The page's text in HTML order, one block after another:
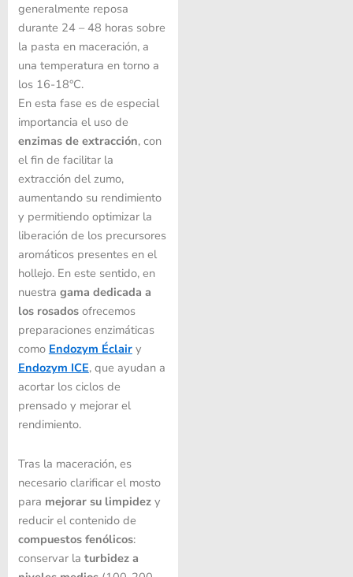
generalmente reposa
durante 24 – 48 horas sobre
la pasta en maceración, a
una temperatura en torno a
los 16-18°C.
En esta fase es de especial
importancia el uso de
enzimas de extracción, con
el fin de facilitar la
extracción del zumo,
aumentando su rendimiento
y permitiendo optimizar la
liberación de los precursores
aromáticos presentes en el
hollejo. En este sentido, en
nuestra gama dedicada a
los rosados​​ofrecemos
preparaciones enzimáticas
como Endozym Éclairy
Endozym ICE, que ayudan a
acortar los ciclos de
prensado y mejorar el
rendimiento.
Tras la maceración, es
necesario clarificar el mosto
para mejorar su limpidezy
reducir el contenido de
compuestos fenólicos:
conservar la turbidez a